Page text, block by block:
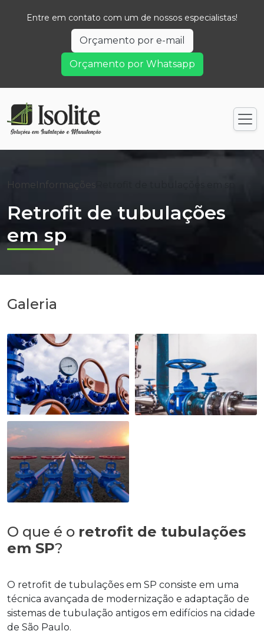
Entre em contato com um de nossos especialistas!
Orçamento por e-mail
Orçamento por Whatsapp
Home Informações
Retrofit de tubulações
em sp
Galeria
O que é o retrofit de tubulações
em SP?
O retrofit de tubulações em SP consiste em uma
técnica avançada de modernização e adaptação de
sistemas de tubulação antigos em edifícios na cidade
de São Paulo.